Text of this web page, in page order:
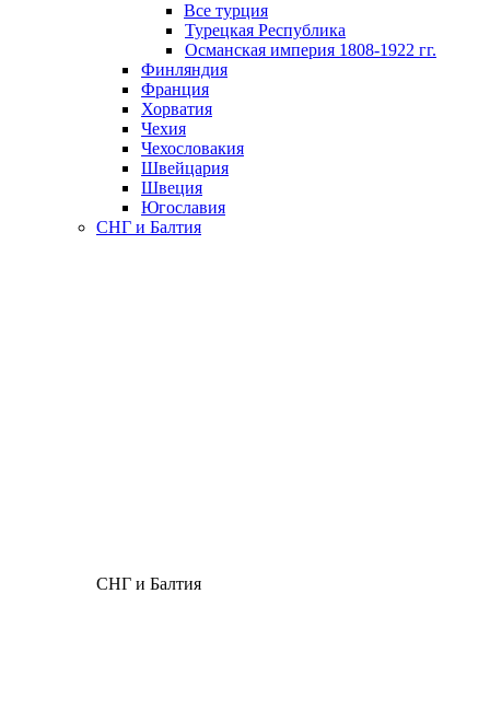
Все турция
Турецкая Республика
Османская империя 1808-1922 гг.
Финляндия
Франция
Хорватия
Чехия
Чехословакия
Швейцария
Швеция
Югославия
СНГ и Балтия
СНГ и Балтия